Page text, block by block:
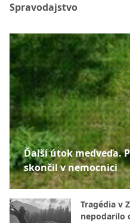
Spravodajstvo
Ďalší útok medveďa.
skončil v nemocnici
Tragédia v
nepodarilo